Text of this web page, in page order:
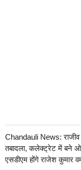
Chandauli News: राजीव
तबादला, कलेक्ट्रेट में बने
एसडीएम होंगे राजेश कुमार